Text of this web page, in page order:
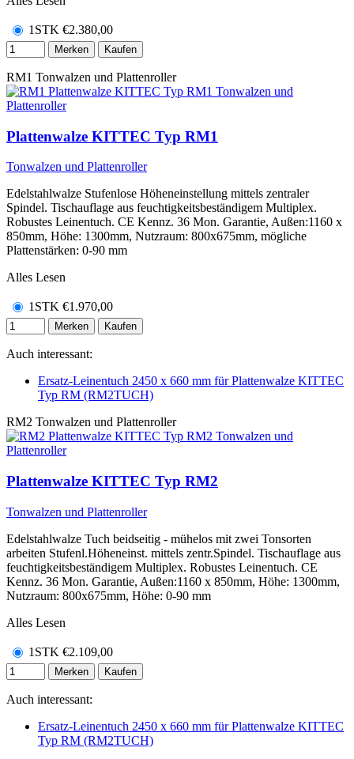
1STK €2.380,00
Merken Kaufen
RM1 Tonwalzen und Plattenroller
Plattenwalze KITTEC Typ RM1
Tonwalzen und Plattenroller
Edelstahlwalze Stufenlose Höheneinstellung mittels zentraler
Spindel. Tischauflage aus feuchtigkeitsbeständigem Multiplex.
Robustes Leinentuch. CE Kennz. 36 Mon. Garantie, Außen:1160 x
850mm, Höhe: 1300mm, Nutzraum: 800x675mm, mögliche
Plattenstärken: 0-90 mm
Alles Lesen
1STK €1.970,00
Merken Kaufen
Auch interessant:
Ersatz-Leinentuch 2450 x 660 mm für Plattenwalze KITTEC
Typ RM (RM2TUCH)
RM2 Tonwalzen und Plattenroller
Plattenwalze KITTEC Typ RM2
Tonwalzen und Plattenroller
Edelstahlwalze Tuch beidseitig - mühelos mit zwei Tonsorten
arbeiten Stufenl.Höheneinst. mittels zentr.Spindel. Tischauflage aus
feuchtigkeitsbeständigem Multiplex. Robustes Leinentuch. CE
Kennz. 36 Mon. Garantie, Außen:1160 x 850mm, Höhe: 1300mm,
Nutzraum: 800x675mm, Höhe: 0-90 mm
Alles Lesen
1STK €2.109,00
Merken Kaufen
Auch interessant:
Ersatz-Leinentuch 2450 x 660 mm für Plattenwalze KITTEC
Typ RM (RM2TUCH)